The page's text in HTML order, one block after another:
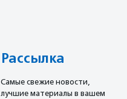
Рассылка
Cамые свежие новости,
лучшие материалы в вашем